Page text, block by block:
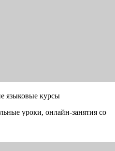
языковые курсы
уроки, онлайн-занятия со